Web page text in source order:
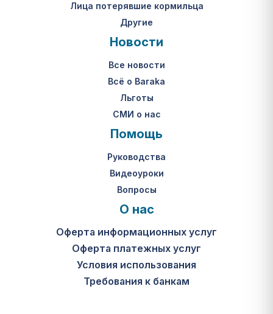
Лица потерявшие кормильца
Другие
Новости
Все новости
Всё о Baraka
Льготы
СМИ о нас
Помощь
Руководства
Видеоуроки
Вопросы
О нас
Оферта информационных услуг
Оферта платежных услуг
Условия использования
Требования к банкам